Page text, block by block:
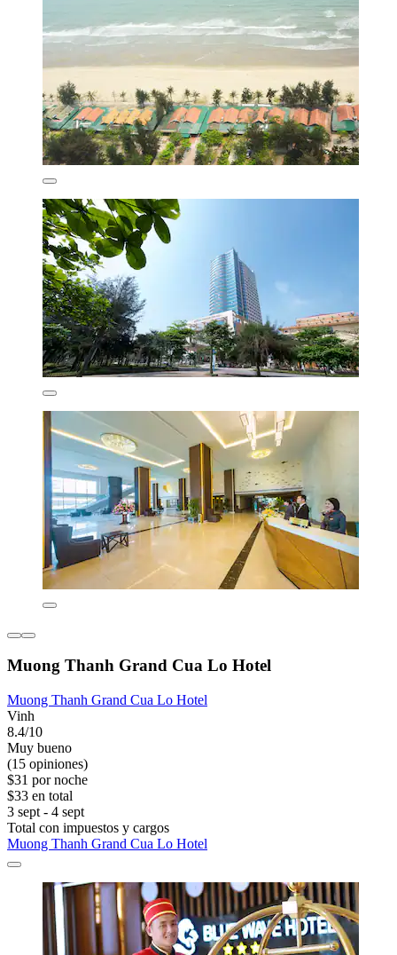
Muong Thanh Grand Cua Lo Hotel
Muong Thanh Grand Cua Lo Hotel
Vinh
8.4/10
Muy bueno
(15 opiniones)
$31 por noche
$33 en total
3 sept - 4 sept
Total con impuestos y cargos
Muong Thanh Grand Cua Lo Hotel